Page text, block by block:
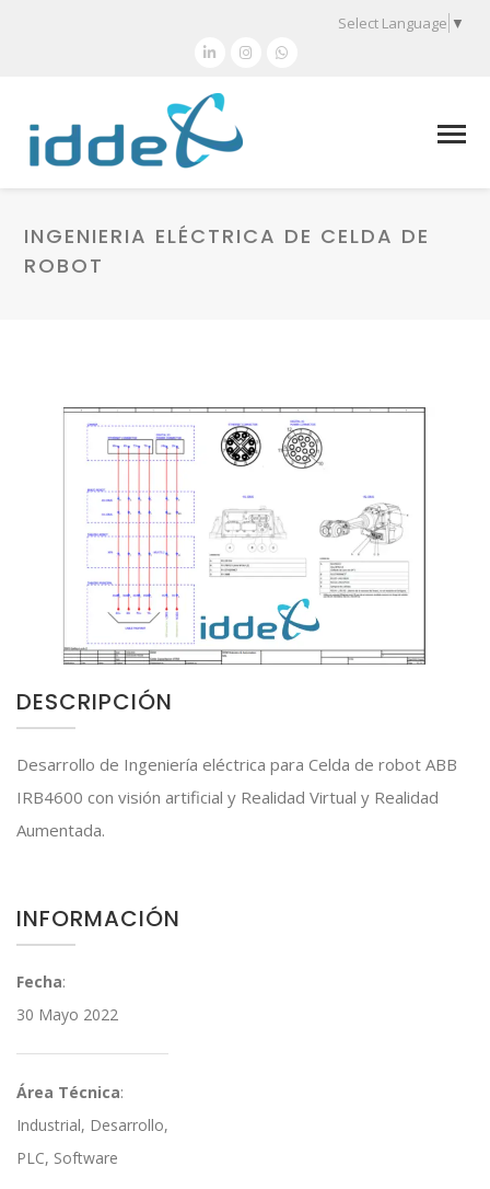
Select Language ▼
INGENIERIA ELÉCTRICA DE CELDA DE
ROBOT
DESCRIPCIÓN
Desarrollo de Ingeniería eléctrica para Celda de robot ABB
IRB4600 con visión artificial y Realidad Virtual y Realidad
Aumentada.
INFORMACIÓN
Fecha:
30 Mayo 2022
Área Técnica:
Industrial, Desarrollo,
PLC, Software